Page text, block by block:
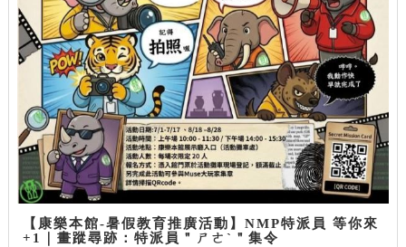
【康樂本館-暑假教育推廣活動】NMP特派員 等你來
+1｜畫蹤尋跡：特派員＂ㄕㄜˋ＂集令